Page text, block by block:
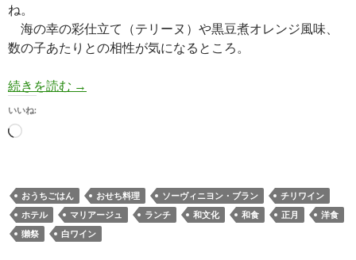
ね。
海の幸の彩仕立て（テリーヌ）や黒豆煮オレンジ風味、
数の子あたりとの相性が気になるところ。
続きを読む 【白ワイン】ぎんの雫 GOUTTE D’ARGENT×洋
→
いいね:
読
み
中…
おうちごはん おせち料理 ソーヴィニヨン・ブラン
チリワイン
ホテル
マリアージュ ランチ 和文化 和食 正月
洋食
獺祭
白ワイン